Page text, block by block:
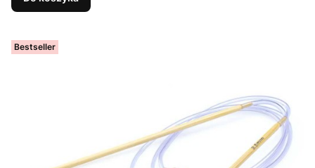
Bestseller